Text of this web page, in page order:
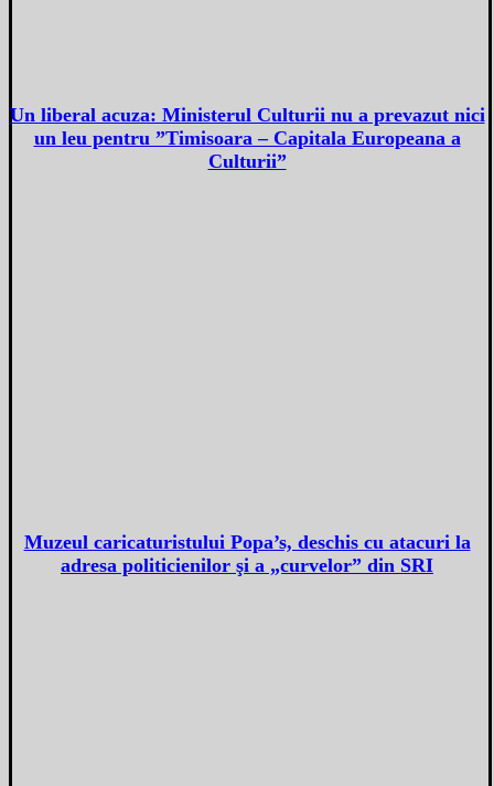
Un liberal acuza: Ministerul Culturii nu a prevazut nici
un leu pentru ”Timisoara – Capitala Europeana a
Culturii”
Muzeul caricaturistului Popa’s, deschis cu atacuri la
adresa politicienilor şi a „curvelor” din SRI